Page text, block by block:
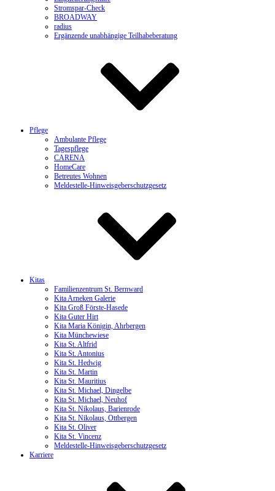
Stromspar-Check
BROADWAY
radius
Ergänzende unabhängige Teilhabeberatung
Pflege
Ambulante Pflege
Tagespflege
CARENA
HomeCare
Betreutes Wohnen
Meldestelle-Hinweisgeberschutzgesetz
Kitas
Familienzentrum St. Bernward
Kita Arneken Galerie
Kita Groß Förste-Hasede
Kita Guter Hirt
Kita Maria Königin, Ahrbergen
Kita Münchewiese
Kita St. Altfrid
Kita St. Antonius
Kita St. Hedwig
Kita St. Martin
Kita St. Mauritius
Kita St. Michael, Dingelbe
Kita St. Michael, Neuhof
Kita St. Nikolaus, Barienrode
Kita St. Nikolaus, Ottbergen
Kita St. Oliver
Kita St. Vincenz
Meldestelle-Hinweisgeberschutzgesetz
Karriere